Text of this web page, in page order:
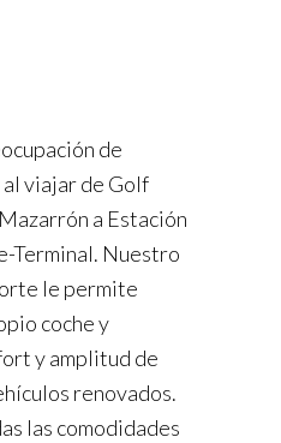
de
viajar de Golf
a Estación
Terminal. Nuestro
le permite
coche y
y amplitud de
renovados.
las comodidades